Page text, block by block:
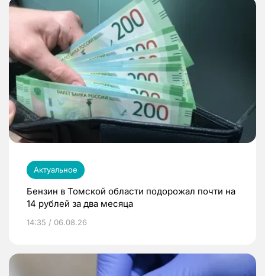
Актуальное
Бензин в Томской области подорожал почти на
14 рублей за два месяца
14:35 / 06.08.26